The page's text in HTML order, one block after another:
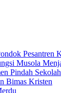
Pesantren
Musola
Pindah Sekolah
Bimas Kristen